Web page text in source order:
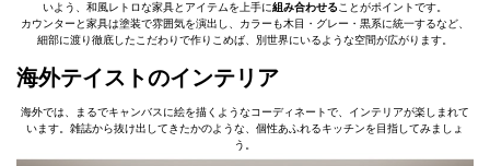
いよう、和風レトロな家具とアイテムを上手に組み合わせる ことがポイントです。
カウンターと家具は塗装で雰囲気を演出し、カラーも木目・グレー・黒系に統一するなど、
細部に渡り徹底したこだわりで作りこめば、別世界にいるような空間が広がります。
海外テイストのインテリア
海外では、まるでキャンバスに絵を描くようなコーディネートで、インテリアが楽しまれて
います。雑誌から抜け出してきたかのような、個性あふれるキッチンを目指してみましょ
う。